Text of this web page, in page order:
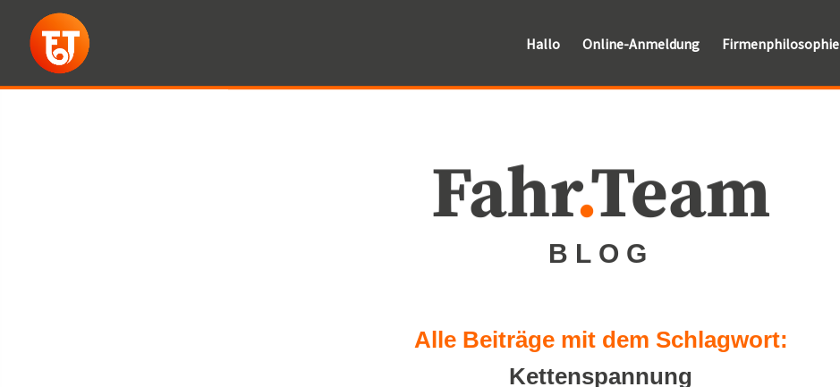
Hallo Online-Anmeldung Firmenphilosophie
Fahr.Team
BLOG
Alle Beiträge mit dem Schlagwort:
Kettenspannung